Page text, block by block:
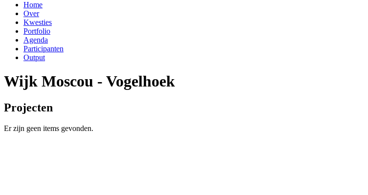
Home
Over
Kwesties
Portfolio
Agenda
Participanten
Output
Wijk Moscou - Vogelhoek
Projecten
Er zijn geen items gevonden.